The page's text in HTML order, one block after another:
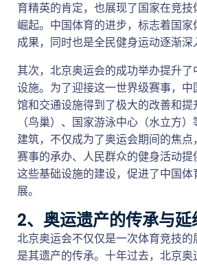
育精英的肯定，也展现了国家在竞技
崛起。中国体育的进步，标志着国家
成果，同时也是全民健身运动逐渐深
其次，北京奥运会的成功举办提升了
设施。为了迎接这一世界级赛事，中
馆和交通设施得到了极大的改善和提
（鸟巢）、国家游泳中心（水立方
建筑，不仅成为了奥运会期间的焦点
赛事的承办、人民群众的健身活动提
这些基础设施的建设，促进了中国体
展。
2、奥运遗产的传承与延
北京奥运会不仅仅是一次体育竞技的
是其遗产的传承。十年过去，北京奥